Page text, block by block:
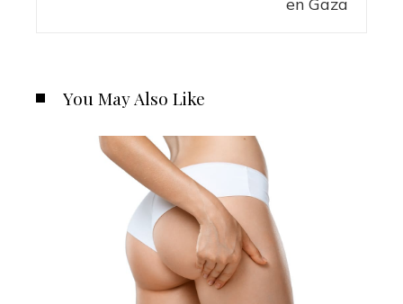
You May Also Like